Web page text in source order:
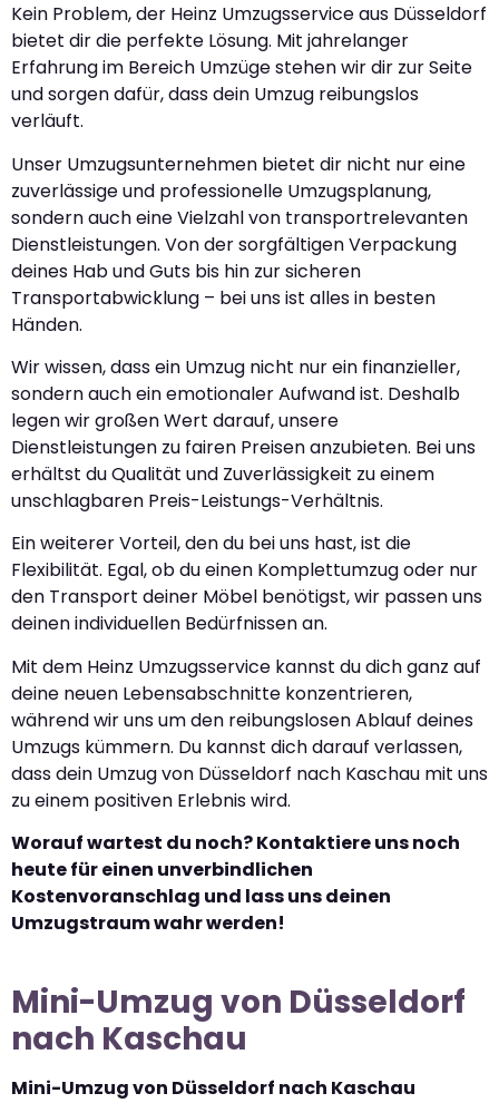
Kein Problem, der Heinz Umzugsservice aus Düsseldorf
bietet dir die perfekte Lösung. Mit jahrelanger
Erfahrung im Bereich Umzüge stehen wir dir zur Seite
und sorgen dafür, dass dein Umzug reibungslos
verläuft.
Unser Umzugsunternehmen bietet dir nicht nur eine
zuverlässige und professionelle Umzugsplanung,
sondern auch eine Vielzahl von transportrelevanten
Dienstleistungen. Von der sorgfältigen Verpackung
deines Hab und Guts bis hin zur sicheren
Transportabwicklung – bei uns ist alles in besten
Händen.
Wir wissen, dass ein Umzug nicht nur ein finanzieller,
sondern auch ein emotionaler Aufwand ist. Deshalb
legen wir großen Wert darauf, unsere
Dienstleistungen zu fairen Preisen anzubieten. Bei uns
erhältst du Qualität und Zuverlässigkeit zu einem
unschlagbaren Preis-Leistungs-Verhältnis.
Ein weiterer Vorteil, den du bei uns hast, ist die
Flexibilität. Egal, ob du einen Komplettumzug oder nur
den Transport deiner Möbel benötigst, wir passen uns
deinen individuellen Bedürfnissen an.
Mit dem Heinz Umzugsservice kannst du dich ganz auf
deine neuen Lebensabschnitte konzentrieren,
während wir uns um den reibungslosen Ablauf deines
Umzugs kümmern. Du kannst dich darauf verlassen,
dass dein Umzug von Düsseldorf nach Kaschau mit uns
zu einem positiven Erlebnis wird.
Worauf wartest du noch? Kontaktiere uns noch
heute für einen unverbindlichen
Kostenvoranschlag und lass uns deinen
Umzugstraum wahr werden!
Mini-Umzug von Düsseldorf
nach Kaschau
Mini-Umzug von Düsseldorf nach Kaschau